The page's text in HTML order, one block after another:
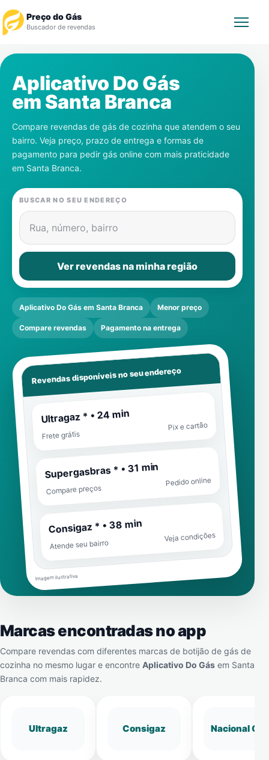
Preço do Gás
Buscador de revendas
Revendedor
Notícias
Cadastre-se
Gás
Contatos
Aplicativo Do Gás
em Santa Branca
Compare revendas de gás de cozinha que atendem o seu
bairro. Veja preço, prazo de entrega e formas de
pagamento para pedir gás online com mais praticidade
em Santa Branca.
BUSCAR NO SEU ENDEREÇO
Rua, número, bairro
Ver revendas na minha região
Aplicativo Do Gás em Santa Branca Menor preço
Compare revendas Pagamento na entrega
Revendas disponíveis no seu endereço
Ultragaz * • 24 min
Frete grátis
Pix e cartão
Supergasbras * • 31 min
Compare preços
Pedido online
Consigaz * • 38 min
Atende seu bairro
Veja condições
Imagem ilustrativa
Marcas encontradas no app
Compare revendas com diferentes marcas de botijão de gás de
cozinha no mesmo lugar e encontre Aplicativo Do Gás em Santa
Branca com mais rapidez.
Ultragaz Consigaz Nacional Gás